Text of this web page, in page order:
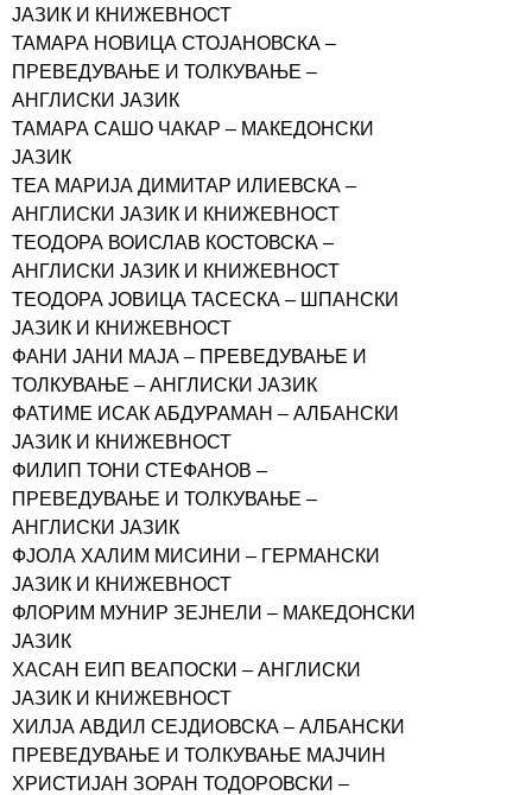
ЈАЗИК И КНИЖЕВНОСТ
ТАМАРА НОВИЦА СТОЈАНОВСКА –
ПРЕВЕДУВАЊЕ И ТОЛКУВАЊЕ –
АНГЛИСКИ ЈАЗИК
ТАМАРА САШО ЧАКАР – МАКЕДОНСКИ
ЈАЗИК
ТЕА МАРИЈА ДИМИТАР ИЛИЕВСКА –
АНГЛИСКИ ЈАЗИК И КНИЖЕВНОСТ
ТЕОДОРА ВОИСЛАВ КОСТОВСКА –
АНГЛИСКИ ЈАЗИК И КНИЖЕВНОСТ
ТЕОДОРА ЈОВИЦА ТАСЕСКА – ШПАНСКИ
ЈАЗИК И КНИЖЕВНОСТ
ФАНИ ЈАНИ МАЈА – ПРЕВЕДУВАЊЕ И
ТОЛКУВАЊЕ – АНГЛИСКИ ЈАЗИК
ФАТИМЕ ИСАК АБДУРАМАН – АЛБАНСКИ
ЈАЗИК И КНИЖЕВНОСТ
ФИЛИП ТОНИ СТЕФАНОВ –
ПРЕВЕДУВАЊЕ И ТОЛКУВАЊЕ –
АНГЛИСКИ ЈАЗИК
ФЈОЛА ХАЛИМ МИСИНИ – ГЕРМАНСКИ
ЈАЗИК И КНИЖЕВНОСТ
ФЛОРИМ МУНИР ЗЕЈНЕЛИ – МАКЕДОНСКИ
ЈАЗИК
ХАСАН ЕИП ВЕАПОСКИ – АНГЛИСКИ
ЈАЗИК И КНИЖЕВНОСТ
ХИЛЈА АВДИЛ СЕЈДИОВСКА – АЛБАНСКИ
ПРЕВЕДУВАЊЕ И ТОЛКУВАЊЕ МАЈЧИН
ХРИСТИЈАН ЗОРАН ТОДОРОВСКИ –